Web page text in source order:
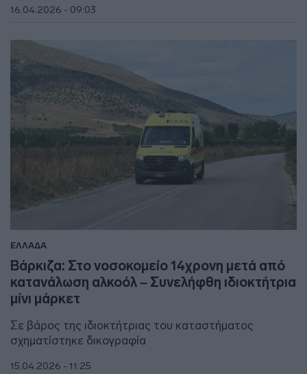
16.04.2026 - 09:03
ΕΛΛΑΔΑ
Βάρκιζα: Στο νοσοκομείο 14χρονη μετά από
κατανάλωση αλκοόλ – Συνελήφθη ιδιοκτήτρια
μίνι μάρκετ
Σε βάρος της ιδιοκτήτριας του καταστήματος
σχηματίστηκε δικογραφία
15.04.2026 - 11:25